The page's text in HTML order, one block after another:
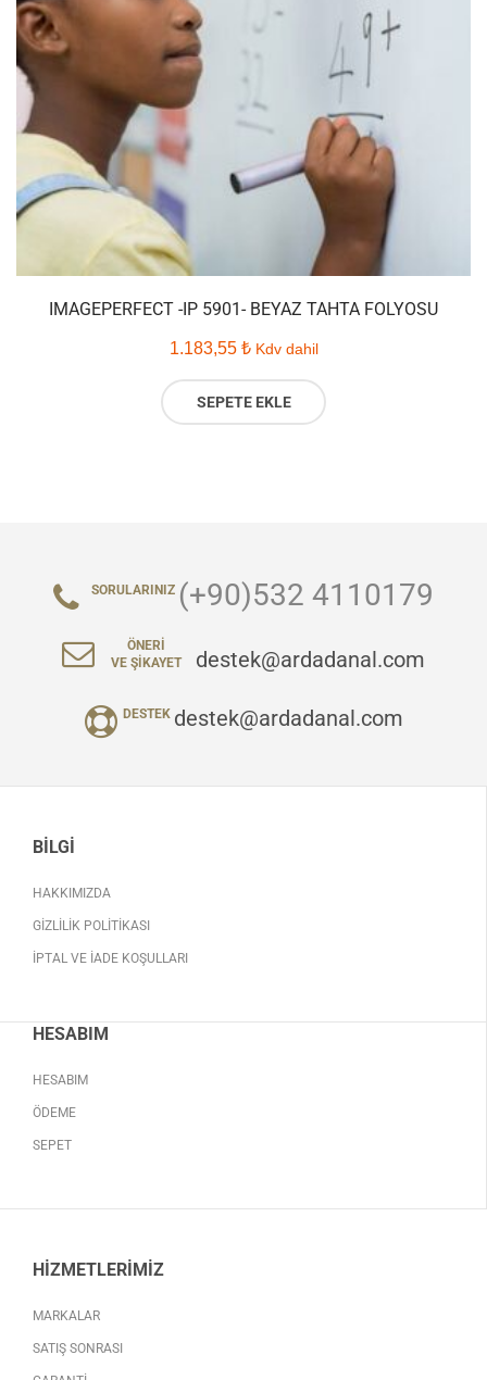
IMAGEPERFECT -IP 5901- BEYAZ TAHTA FOLYOSU
1.183,55 ₺ Kdv dahil
SEPETE EKLE
SORULARINIZ (+90)532 4110179
ÖNERI
VE ŞIKAYET
destek@ardadanal.com
DESTEK destek@ardadanal.com
BILGI
HAKKIMIZDA
GIZLILIK POLITIKASI
İPTAL VE İADE KOŞULLARI
HESABIM
HESABIM
ÖDEME
SEPET
HIZMETLERIMIZ
MARKALAR
SATIŞ SONRASI